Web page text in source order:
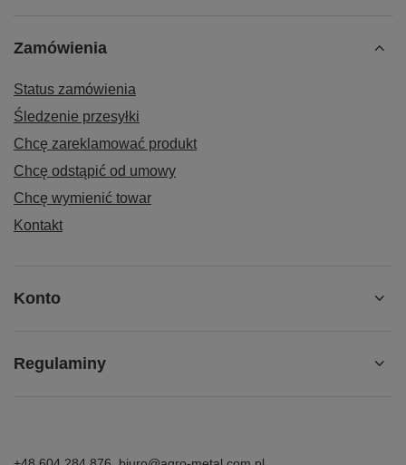
Zamówienia
Status zamówienia
Śledzenie przesyłki
Chcę zareklamować produkt
Chcę odstąpić od umowy
Chcę wymienić towar
Kontakt
Konto
Regulaminy